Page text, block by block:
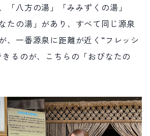
「八方の湯」「みみずくの湯」
たの湯」があり、すべて同じ源泉
、一番源泉に距離が近く“フレッシ
るのが、こちらの「おびなたの